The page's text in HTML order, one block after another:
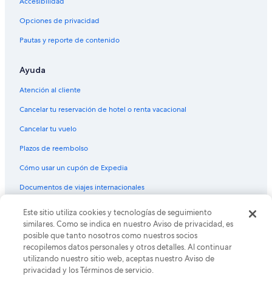
Opciones de privacidad
Pautas y reporte de contenido
Ayuda
Atención al cliente
Cancelar tu reservación de hotel o renta vacacional
Cancelar tu vuelo
Plazos de reembolso
Cómo usar un cupón de Expedia
Documentos de viajes internacionales
© 2026 Expedia, Inc., una empresa de Expedia Group. Todos los
derechos reservados. Expedia y el logo de Expedia son marcas
registradas o marcas comerciales de Expedia, Inc. CST# 2029030-50.
Este sitio utiliza cookies y tecnologías de seguimiento
similares. Como se indica en nuestro Aviso de privacidad, es
posible que tanto nosotros como nuestros socios
recopilemos datos personales y otros detalles. Al continuar
utilizando nuestro sitio web, aceptas nuestro Aviso de
privacidad y los Términos de servicio.